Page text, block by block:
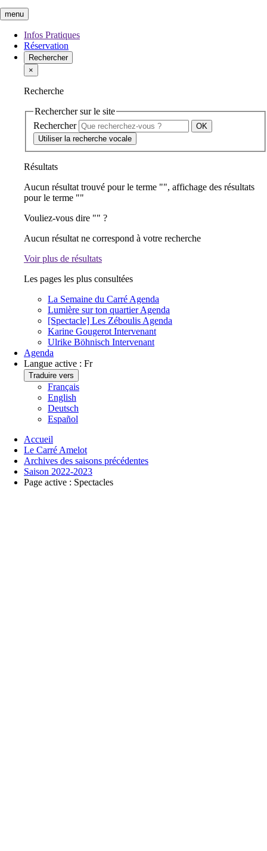
menu
Infos Pratiques
Réservation
Rechercher
×
Recherche
Rechercher sur le site
Rechercher
Utiliser la recherche vocale
Résultats
Aucun résultat trouvé pour le terme "", affichage des résultats
pour le terme ""
Vouliez-vous dire "" ?
Aucun résultat ne correspond à votre recherche
Voir plus de résultats
Les pages les plus consultées
La Semaine du Carré Agenda
Lumière sur ton quartier Agenda
[Spectacle] Les Zéboulis Agenda
Karine Gougerot Intervenant
Ulrike Böhnisch Intervenant
Agenda
Langue active : Fr
Traduire vers
Français
English
Deutsch
Español
Accueil
Le Carré Amelot
Archives des saisons précédentes
Saison 2022-2023
Page active : Spectacles